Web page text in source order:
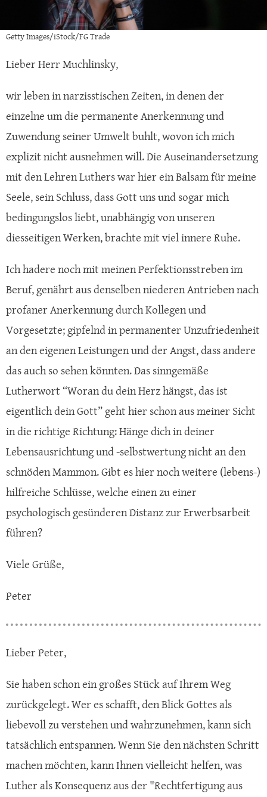
Getty Images/iStock/FG Trade
Lieber Herr Muchlinsky,
wir leben in narzisstischen Zeiten, in denen der
einzelne um die permanente Anerkennung und
Zuwendung seiner Umwelt buhlt, wovon ich mich
explizit nicht ausnehmen will. Die Auseinandersetzung
mit den Lehren Luthers war hier ein Balsam für meine
Seele, sein Schluss, dass Gott uns und sogar mich
bedingungslos liebt, unabhängig von unseren
diesseitigen Werken, brachte mit viel innere Ruhe.
Ich hadere noch mit meinen Perfektionsstreben im
Beruf, genährt aus denselben niederen Antrieben nach
profaner Anerkennung durch Kollegen und
Vorgesetzte; gipfelnd in permanenter Unzufriedenheit
an den eigenen Leistungen und der Angst, dass andere
das auch so sehen könnten. Das sinngemäße
Lutherwort “Woran du dein Herz hängst, das ist
eigentlich dein Gott” geht hier schon aus meiner Sicht
in die richtige Richtung: Hänge dich in deiner
Lebensausrichtung und -selbstwertung nicht an den
schnöden Mammon. Gibt es hier noch weitere (lebens-)
hilfreiche Schlüsse, welche einen zu einer
psychologisch gesünderen Distanz zur Erwerbsarbeit
führen?
Viele Grüße,
Peter
Lieber Peter,
Sie haben schon ein großes Stück auf Ihrem Weg
zurückgelegt. Wer es schafft, den Blick Gottes als
liebevoll zu verstehen und wahrzunehmen, kann sich
tatsächlich entspannen. Wenn Sie den nächsten Schritt
machen möchten, kann Ihnen vielleicht helfen, was
Luther als Konsequenz aus der "Rechtfertigung aus